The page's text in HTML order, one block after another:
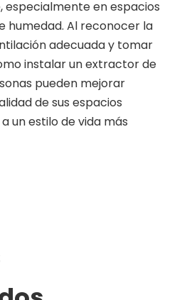
en espacios
humedad. Al reconocer la
adecuada y tomar
instalar un extractor de
pueden mejorar
de sus espacios
un estilo de vida más